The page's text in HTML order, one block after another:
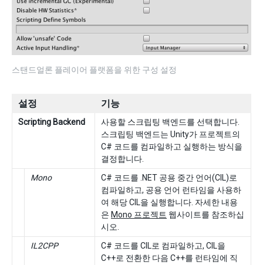
스탠드얼론 플레이어 플랫폼을 위한 구성 설정
설정 기능
Scripting Backend
사용할 스크립팅 백엔드를 선택합니다.
스크립팅 백엔드는 Unity가 프로젝트의
C# 코드를 컴파일하고 실행하는 방식을
결정합니다.
Mono
C# 코드를 .NET 공용 중간 언어(CIL)로
컴파일하고, 공용 언어 런타임을 사용하
여 해당 CIL을 실행합니다. 자세한 내용
은 Mono 프로젝트 웹사이트를 참조하십
시오.
IL2CPP
C# 코드를 CIL로 컴파일하고, CIL을
C++로 전환한 다음 C++를 런타임에 직